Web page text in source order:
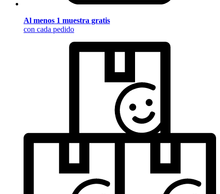
Al menos 1 muestra gratis
con cada pedido